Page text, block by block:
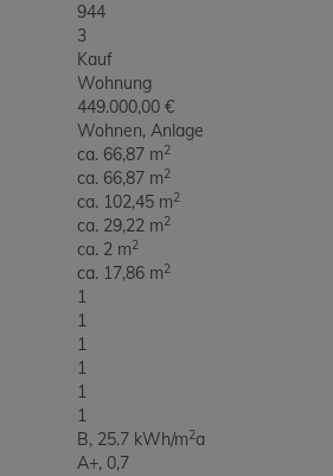
944
3
Kauf
Wohnung
449.000,00 €
Wohnen Anlage
ca. 66,87 m2
ca. 66,87 m2
ca. 102,45 m2
ca. 29,22 m2
ca. 2 m2
ca. 17,86 m2
1
1
1
1
1
1
B, 25.7 kWh/m2a
A+, 0,7